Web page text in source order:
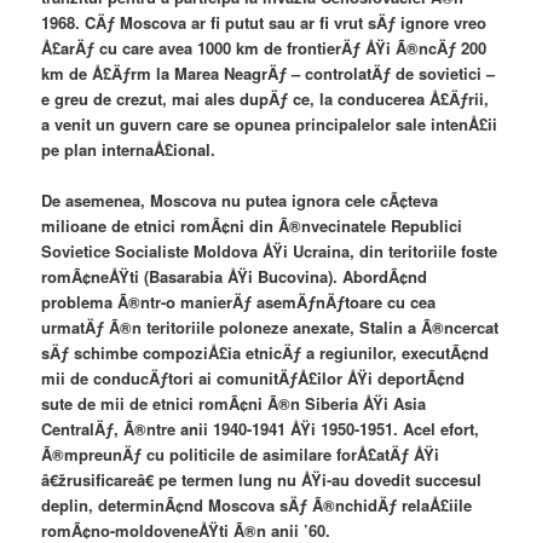
1968. CÄƒ Moscova ar fi putut sau ar fi vrut sÄƒ ignore vreo
Å£arÄƒ cu care avea 1000 km de frontierÄƒ ÅŸi Ã®ncÄƒ 200
km de Å£Äƒrm la Marea NeagrÄƒ – controlatÄƒ de sovietici –
e greu de crezut, mai ales dupÄƒ ce, la conducerea Å£Äƒrii,
a venit un guvern care se opunea principalelor sale intenÅ£ii
pe plan internaÅ£ional.
De asemenea, Moscova nu putea ignora cele cÃ¢teva
milioane de etnici romÃ¢ni din Ã®nvecinatele Republici
Sovietice Socialiste Moldova ÅŸi Ucraina, din teritoriile foste
romÃ¢neÅŸti (Basarabia ÅŸi Bucovina). AbordÃ¢nd
problema Ã®ntr-o manierÄƒ asemÄƒnÄƒtoare cu cea
urmatÄƒ Ã®n teritoriile poloneze anexate, Stalin a Ã®ncercat
sÄƒ schimbe compoziÅ£ia etnicÄƒ a regiunilor, executÃ¢nd
mii de conducÄƒtori ai comunitÄƒÅ£ilor ÅŸi deportÃ¢nd
sute de mii de etnici romÃ¢ni Ã®n Siberia ÅŸi Asia
CentralÄƒ, Ã®ntre anii 1940-1941 ÅŸi 1950-1951. Acel efort,
Ã®mpreunÄƒ cu politicile de asimilare forÅ£atÄƒ ÅŸi
â€žrusificareâ€ pe termen lung nu ÅŸi-au dovedit succesul
deplin, determinÃ¢nd Moscova sÄƒ Ã®nchidÄƒ relaÅ£iile
romÃ¢no-moldoveneÅŸti Ã®n anii ’60.